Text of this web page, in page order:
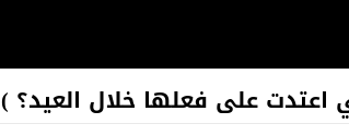
اعتدت على فعلها خلال العيد؟ )